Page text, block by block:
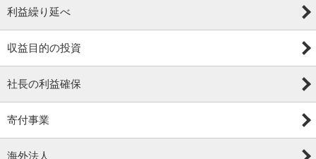
利益繰り延べ
収益目的の投資
社長の利益確保
寄付事業
海外法人